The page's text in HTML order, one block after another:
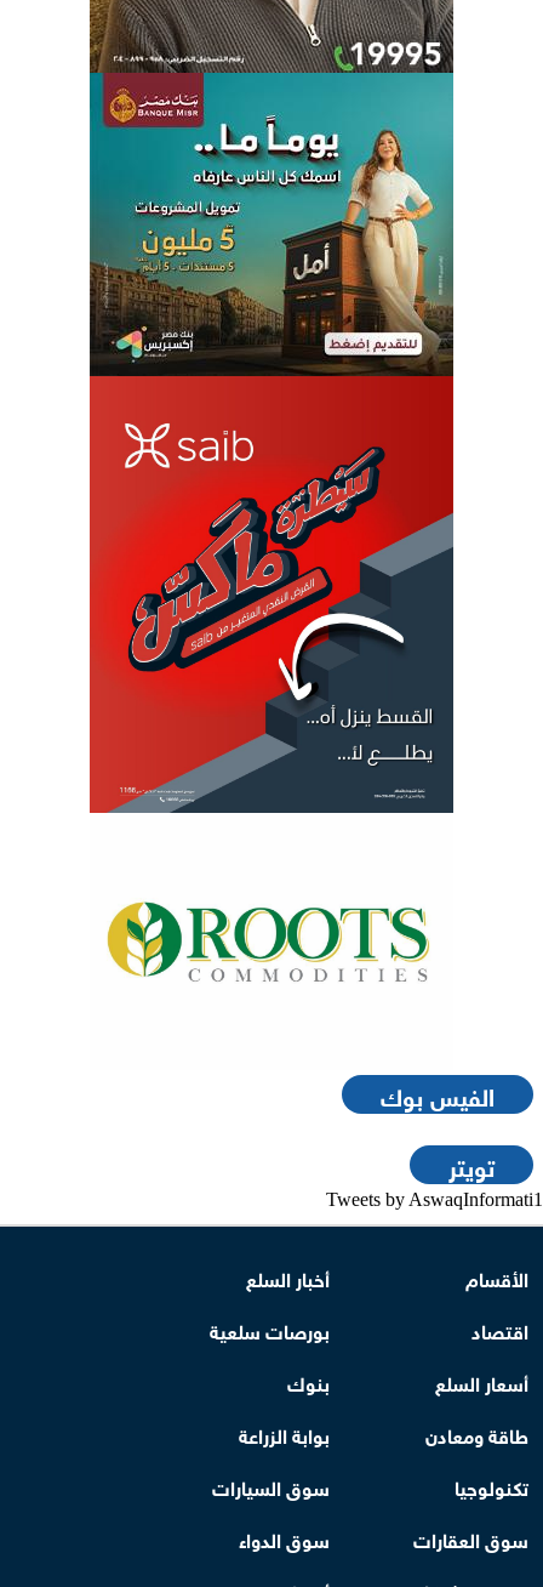
الفيس بوك
تويتر
Tweets by AswaqInformati1
الأقسام
أخبار السلع
اقتصاد
بورصات سلعية
أسعار السلع
بنوك
طاقة ومعادن
بوابة الزراعة
تكنولوجيا
سوق السيارات
سوق العقارات
سوق الدواء